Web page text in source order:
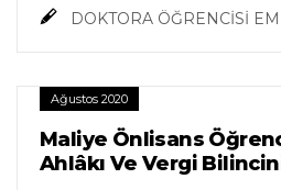
DOKTORA ÖĞRENCİSİ
Ağustos 2020
Maliye Önlisans
Ahlâkı Ve Vergi